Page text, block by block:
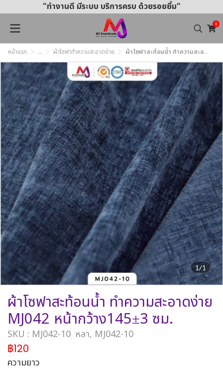
"ทำงานดี มีระบบ บริการครบ ด้วยรอยยิ้ม"
0
หน้าแรก ... ผ้าโซฟาทำความสะอาดง่าย ผ้าโซฟาสะท้อนน้ำ ทำความสะอาดง่าย MJ042 หน้ากว้าง145±3 ซม.
1/1
ผ้าโซฟาสะท้อนน้ำ ทำความสะอาดง่าย
MJ042 หน้ากว้าง145±3 ซม.
SKU : MJ042-10 หลา, MJ042-10
฿120
ความยาว